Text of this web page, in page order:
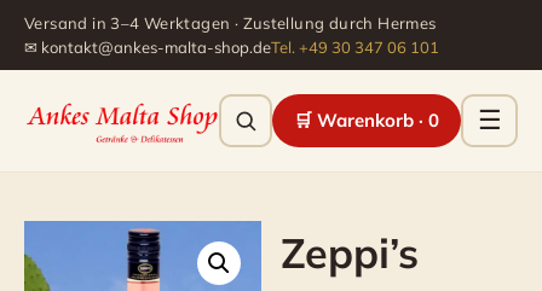
Versand in 3–4 Werktagen · Zustellung durch Hermes
✉ kontakt@ankes-malta-shop.deTel. +49 30 347 06 101
🛒 Warenkorb · 0
☰
Zeppi’s